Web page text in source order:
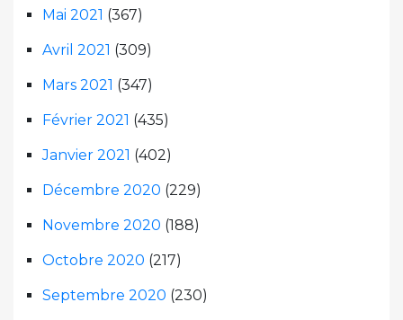
Mai 2021 (367)
Avril 2021 (309)
Mars 2021 (347)
Février 2021 (435)
Janvier 2021 (402)
Décembre 2020 (229)
Novembre 2020 (188)
Octobre 2020 (217)
Septembre 2020 (230)